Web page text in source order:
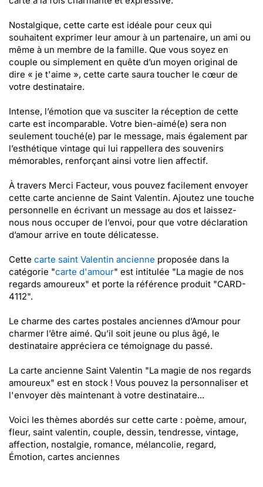
Nostalgique, cette carte est idéale pour ceux qui
souhaitent exprimer leur amour à un partenaire, un ami ou
même à un membre de la famille. Que vous soyez en
couple ou simplement en quête d’un moyen original de
dire « je t'aime », cette carte saura toucher le cœur de
votre destinataire.
Intense, l’émotion que va susciter la réception de cette
carte est incomparable. Votre bien-aimé(e) sera non
seulement touché(e) par le message, mais également par
l’esthétique vintage qui lui rappellera des souvenirs
mémorables, renforçant ainsi votre lien affectif.
À travers Merci Facteur, vous pouvez facilement envoyer
cette carte ancienne de Saint Valentin. Ajoutez une touche
personnelle en écrivant un message au dos et laissez-
nous nous occuper de l’envoi, pour que votre déclaration
d’amour arrive en toute délicatesse.
Cette carte saint Valentin ancienne proposée dans la
catégorie "carte d'amour" est intitulée "La magie de nos
regards amoureux" et porte la référence produit "CARD-
4112".
Le charme des cartes postales anciennes d’Amour pour
charmer l’être aimé. Qu’il soit jeune ou plus âgé, le
destinataire appréciera ce témoignage du passé.
La carte ancienne Saint Valentin "La magie de nos regards
amoureux" est en stock ! Vous pouvez la personnaliser et
l'envoyer dès maintenant à votre destinataire...
Voici les thèmes abordés sur cette carte : poème, amour,
fleur, saint valentin, couple, dessin, tendresse, vintage,
affection, nostalgie, romance, mélancolie, regard,
Émotion, cartes anciennes